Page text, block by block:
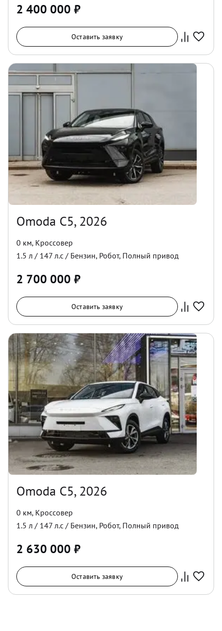
2 400 000 ₽
Оставить заявку
Omoda C5, 2026
0 км, Кроссовер
1.5 л / 147 л.с / Бензин, Робот, Полный привод
2 700 000 ₽
Оставить заявку
Omoda C5, 2026
0 км, Кроссовер
1.5 л / 147 л.с / Бензин, Робот, Полный привод
2 630 000 ₽
Оставить заявку